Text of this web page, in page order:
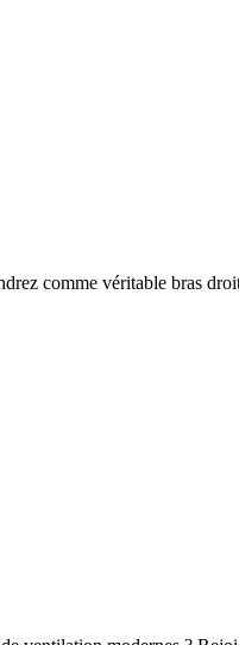
comme véritable bras